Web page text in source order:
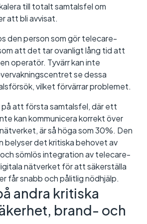
till totalt samtalsfel om
att bli avvisat.
den person som gör telecare-
att det tar ovanligt lång tid att
operatör. Tyvärr kan inte
se dessa
vilket förvärrar problemet.
att första samtalsfel, där ett
kan kommunicera korrekt över
är så höga som 30%. Den
belyser det kritiska behovet av
sömlös integration av telecare-
nätverket för att säkerställa
får snabb och pålitlig nödhjälp.
andra kritiska
brand- och